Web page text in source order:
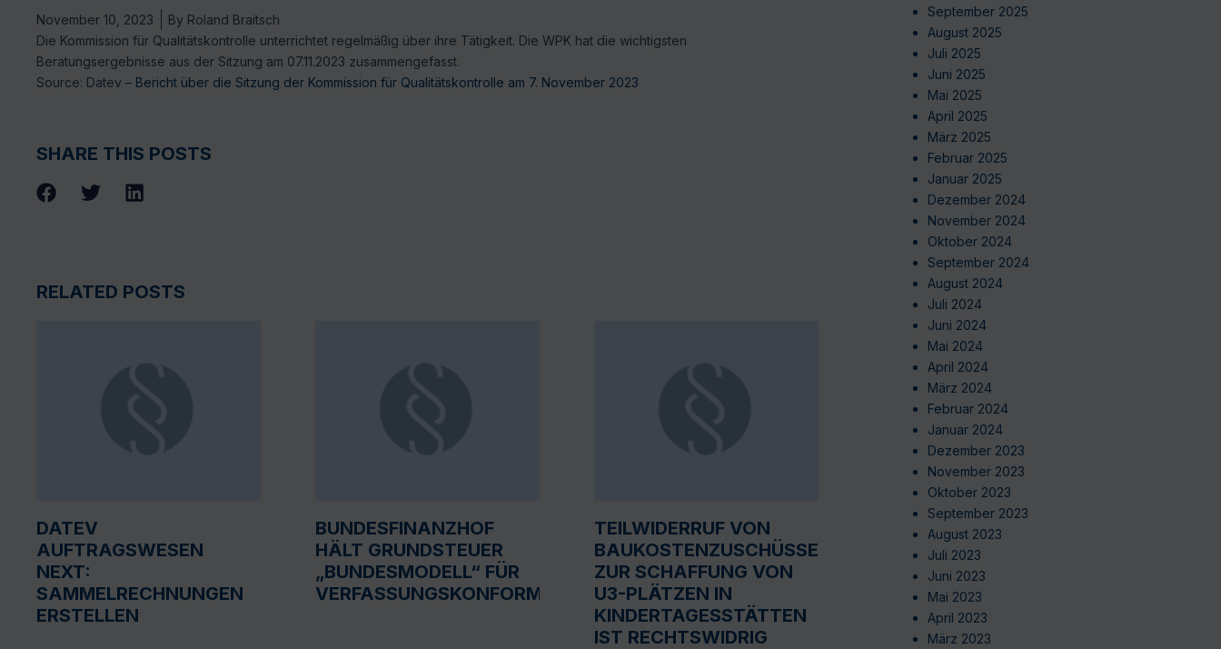
November 10, 2023 By Roland Braitsch
Die Kommission für Qualitätskontrolle unterrichtet regelmäßig über ihre Tätigkeit. Die WPK hat die wichtigsten
Beratungsergebnisse aus der Sitzung am 07.11.2023 zusammengefasst.
Source: Datev – Bericht über die Sitzung der Kommission für Qualitätskontrolle am 7. November 2023
SHARE THIS POSTS
RELATED POSTS
DATEV
AUFTRAGSWESEN
NEXT:
SAMMELRECHNUNGEN
ERSTELLEN
BUNDESFINANZHOF
HÄLT GRUNDSTEUER
„BUNDESMODELL“ FÜR
VERFASSUNGSKONFORM
TEILWIDERRUF VON
BAUKOSTENZUSCHÜSSEN
ZUR SCHAFFUNG VON
U3-PLÄTZEN IN
KINDERTAGESSTÄTTEN
IST RECHTSWIDRIG
September 2025
August 2025
Juli 2025
Juni 2025
Mai 2025
April 2025
März 2025
Februar 2025
Januar 2025
Dezember 2024
November 2024
Oktober 2024
September 2024
August 2024
Juli 2024
Juni 2024
Mai 2024
April 2024
März 2024
Februar 2024
Januar 2024
Dezember 2023
November 2023
Oktober 2023
September 2023
August 2023
Juli 2023
Juni 2023
Mai 2023
April 2023
März 2023